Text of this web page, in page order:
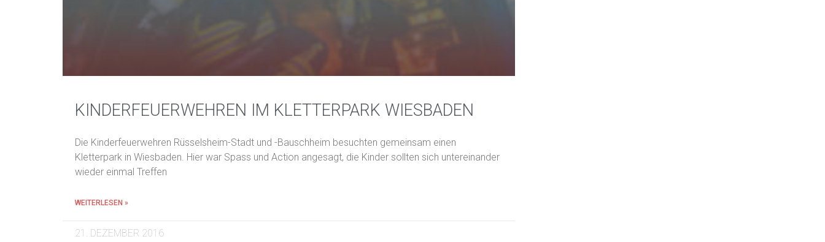
KINDERFEUERWEHREN IM KLETTERPARK WIESBADEN
Die Kinderfeuerwehren Rüsselsheim-Stadt und -Bauschheim besuchten gemeinsam einen
Kletterpark in Wiesbaden. Hier war Spass und Action angesagt, die Kinder sollten sich untereinander
wieder einmal Treffen
WEITERLESEN »
21. DEZEMBER 2016